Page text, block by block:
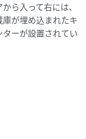
ら入って右には、
庫が埋め込まれたキ
ターが設置されてい